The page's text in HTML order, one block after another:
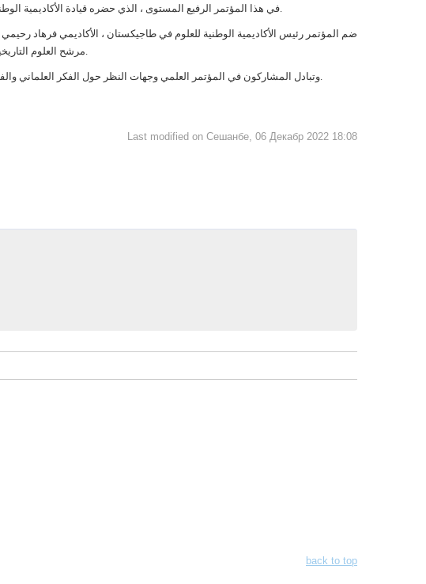
في هذا المؤتمر الرفيع المستوى ، الذي حضره قيادة الأكاديمية الوطنية للعلوم في طاجيكستان ، ووزارة التعليم والعلوم ، والعلماء والخبراء ، تمت مناقشة قضايا عكس العلمانية في الأدب الطاجيكي الكلاسيكي.
ضم المؤتمر رئيس الأكاديمية الوطنية للعلوم في طاجيكستان ، الأكاديمي فرهاد
مرشح العلوم التاريخية رحمت كريم دولاتوف ، أستاذ الجامعة الوطنية الطاجيكية والناقد الأدبي حفيظ رحمان وآخرون تحدثوا في هذا الموضوع وعبروا عن آرائهم.
وتبادل المشاركون في المؤتمر العلمي وجهات النظر حول الفكر العلماني والفكر القومي ، والعلمانية كأساس لاستقرار الدولة والنظام الدستوري ، ودور التعليم والنظرة العلمية للعالم في تنمية واستقرار الدولة القومية.
Last modified on Сешанбе, 06 Декабр 2022 18:08
back to top